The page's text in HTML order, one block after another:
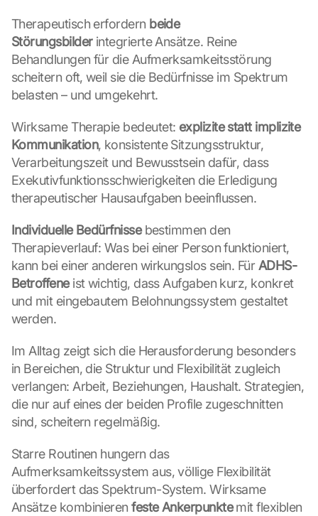
Therapeutisch erfordern beide
Störungsbilder integrierte Ansätze. Reine
Behandlungen für die Aufmerksamkeitsstörung
scheitern oft, weil sie die Bedürfnisse im Spektrum
belasten – und umgekehrt.
Wirksame Therapie bedeutet: explizite statt implizite
Kommunikation, konsistente Sitzungsstruktur,
Verarbeitungszeit und Bewusstsein dafür, dass
Exekutivfunktionsschwierigkeiten die Erledigung
therapeutischer Hausaufgaben beeinflussen.
Individuelle Bedürfnisse bestimmen den
Therapieverlauf: Was bei einer Person funktioniert,
kann bei einer anderen wirkungslos sein. Für ADHS-
Betroffene ist wichtig, dass Aufgaben kurz, konkret
und mit eingebautem Belohnungssystem gestaltet
werden.
Im Alltag zeigt sich die Herausforderung besonders
in Bereichen, die Struktur und Flexibilität zugleich
verlangen: Arbeit, Beziehungen, Haushalt. Strategien,
die nur auf eines der beiden Profile zugeschnitten
sind, scheitern regelmäßig.
Starre Routinen hungern das
Aufmerksamkeitssystem aus, völlige Flexibilität
überfordert das Spektrum-System. Wirksame
Ansätze kombinieren feste Ankerpunkte mit flexiblen
o
o
l
e
M
s
a
r
t
l
a
e
n